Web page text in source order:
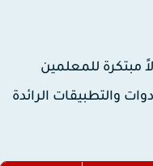
للمعلمين
والتطبيقات الرائدة